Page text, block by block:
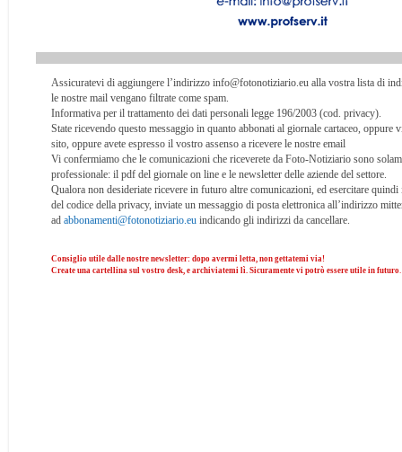
Assicuratevi di aggiungere l’indirizzo info@fotonotiziario.eu alla vostra lista di
le nostre mail vengano filtrate come spam.
Informativa per il trattamento dei dati personali legge 196/2003 (cod. privacy).
State ricevendo questo messaggio in quanto abbonati al giornale cartaceo, oppure
sito, oppure avete espresso il vostro assenso a ricevere le nostre email
Vi confermiamo che le comunicazioni che riceverete da Foto-Notiziario sono
professionale: il pdf del giornale on line e le newsletter delle aziende del settore.
Qualora non desideriate ricevere in futuro altre comunicazioni, ed esercitare
del codice della privacy, inviate un messaggio di posta elettronica all’indirizzo
ad abbonamenti@fotonotiziario.eu indicando gli indirizzi da cancellare.
Consiglio utile dalle nostre newsletter: dopo avermi letta, non gettatemi via!
Create una cartellina sul vostro desk, e archiviatemi lì. Sicuramente vi potrò essere utile in futuro.